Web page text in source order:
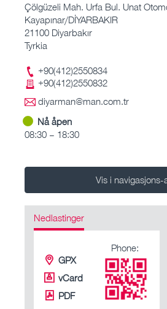
Çölgüzeli Mah. Urfa Bul. Unat
Kayapınar/DİYARBAKIR
21100 Diyarbakır
Tyrkia
+90(412)2550834
+90(412)2550832
diyarman@man.com.tr
Nå åpen
08:30 – 18:30
Vis i navigasjons-
Nedlastinger
GPX
vCard
PDF
Phone: